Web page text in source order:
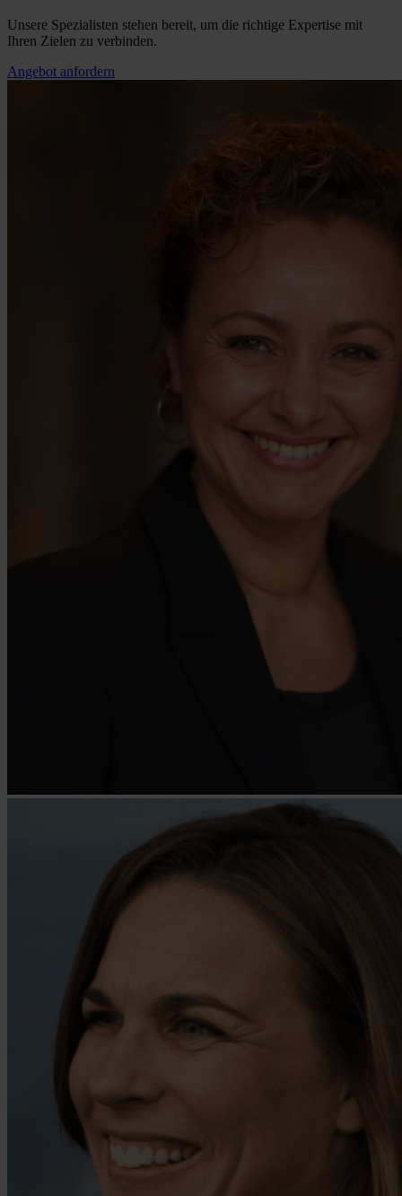
Unsere Spezialisten stehen bereit, um die richtige Expertise mit
Ihren Zielen zu verbinden.
Angebot anfordern